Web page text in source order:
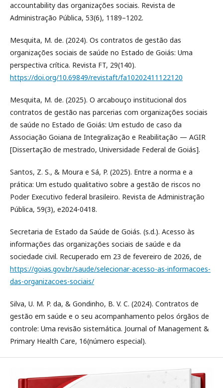
accountability das organizações sociais. Revista de
Administração Pública, 53(6), 1189–1202.
Mesquita, M. de. (2024). Os contratos de gestão das
organizações sociais de saúde no Estado de Goiás: Uma
perspectiva crítica. Revista FT, 29(140).
https://doi.org/10.69849/revistaft/fa10202411122120
Mesquita, M. de. (2025). O arcabouço institucional dos
contratos de gestão nas parcerias com organizações sociais
de saúde no Estado de Goiás: Um estudo de caso da
Associação Goiana de Integralização e Reabilitação — AGIR
[Dissertação de mestrado, Universidade Federal de Goiás].
Santos, Z. S., & Moura e Sá, P. (2025). Entre a norma e a
prática: Um estudo qualitativo sobre a gestão de riscos no
Poder Executivo federal brasileiro. Revista de Administração
Pública, 59(3), e2024-0418.
Secretaria de Estado da Saúde de Goiás. (s.d.). Acesso às
informações das organizações sociais de saúde e da
sociedade civil. Recuperado em 23 de fevereiro de 2026, de
https://goias.gov.br/saude/selecionar-acesso-as-informacoes-
das-organizacoes-sociais/
Silva, U. M. P. da, & Gondinho, B. V. C. (2024). Contratos de
gestão em saúde e o seu acompanhamento pelos órgãos de
controle: Uma revisão sistemática. Journal of Management &
Primary Health Care, 16(número especial).